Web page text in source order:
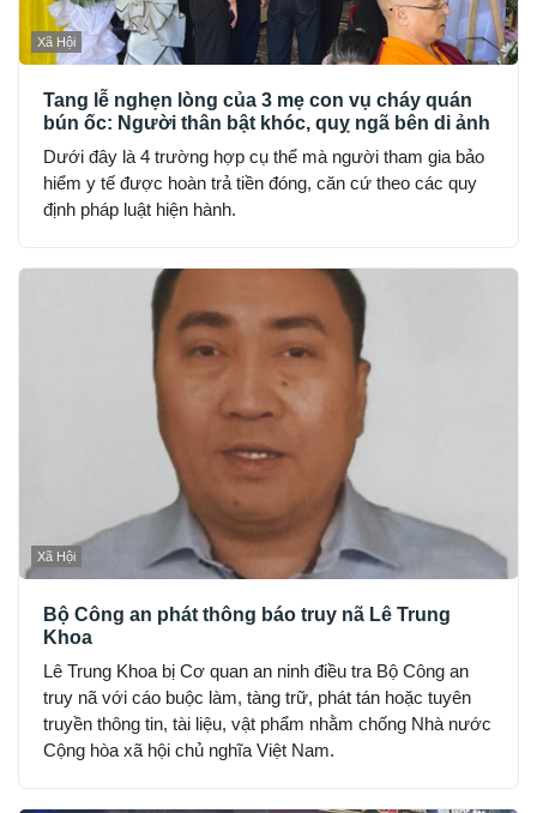
Xã Hội
Tang lễ nghẹn lòng của 3 mẹ con vụ cháy quán
bún ốc: Người thân bật khóc, quỵ ngã bên di ảnh
Dưới đây là 4 trường hợp cụ thể mà người tham gia bảo
hiểm y tế được hoàn trả tiền đóng, căn cứ theo các quy
định pháp luật hiện hành.
Xã Hội
Bộ Công an phát thông báo truy nã Lê Trung
Khoa
Lê Trung Khoa bị Cơ quan an ninh điều tra Bộ Công an
truy nã với cáo buộc làm, tàng trữ, phát tán hoặc tuyên
truyền thông tin, tài liệu, vật phẩm nhằm chống Nhà nước
Cộng hòa xã hội chủ nghĩa Việt Nam.